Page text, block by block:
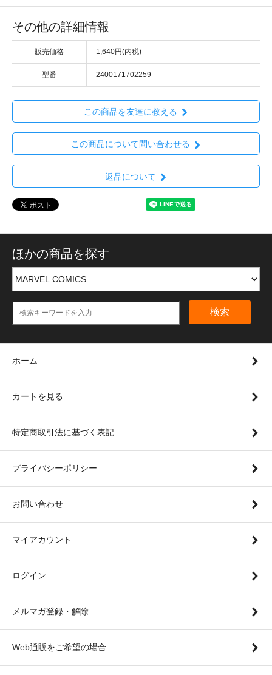
その他の詳細情報
販売価格 1,640円(内税)
型番 2400171702259
この商品を友達に教える
この商品について問い合わせる
返品について
ほかの商品を探す
検索
ホーム
カートを見る
特定商取引法に基づく表記
プライバシーポリシー
お問い合わせ
マイアカウント
ログイン
メルマガ登録・解除
Web通販をご希望の場合